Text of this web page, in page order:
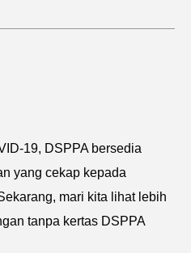
19, DSPPA bersedia
yang cekap kepada
mari kita lihat lebih
tanpa kertas DSPPA